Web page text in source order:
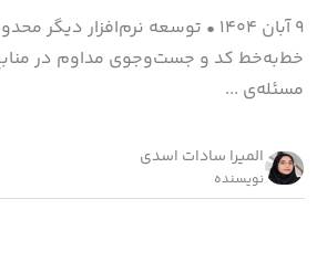
۹ آبان ۱۴۰۴ • توسعه نرم‌افزار دیگر
خط‌به‌خط کد و جست‌وجوی مداوم در منابع
مسئله‌ی ...
المیرا سادات اسدی
نویسنده